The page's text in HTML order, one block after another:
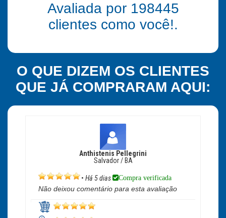
Avaliada por 198445
clientes como você!.
O QUE DIZEM OS CLIENTES
QUE JÁ COMPRARAM AQUI:
Anthistenis Pellegrini
Salvador / BA
• Há 5 dias Compra verificada
Não deixou comentário para esta avaliação